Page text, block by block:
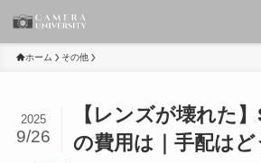
ホーム その他
【レンズが壊れた
の費用は｜手配はど
2025
9/26